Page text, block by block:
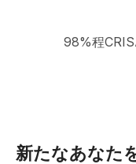
98%程
新たなあなた